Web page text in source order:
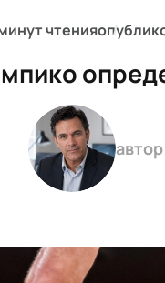
чтения
автор